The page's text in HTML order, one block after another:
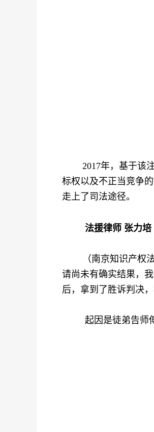
2017年，基于该注
标权以及不正当竞争
走上了司法途径。
法援律师 张力培
（南京知识产权法
请尚未有确实结果，
后，拿到了胜诉判决
起因是徒弟告师傅